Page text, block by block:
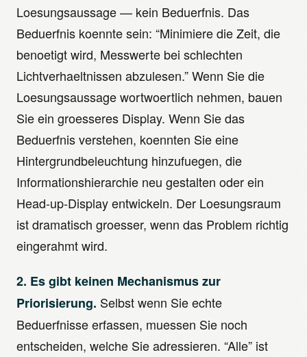
Loesungsaussage — kein Beduerfnis. Das
Beduerfnis koennte sein: “Minimiere die Zeit, die
benoetigt wird, Messwerte bei schlechten
Lichtverhaeltnissen abzulesen.” Wenn Sie die
Loesungsaussage wortwoertlich nehmen, bauen
Sie ein groesseres Display. Wenn Sie das
Beduerfnis verstehen, koennten Sie eine
Hintergrundbeleuchtung hinzufuegen, die
Informationshierarchie neu gestalten oder ein
Head-up-Display entwickeln. Der Loesungsraum
ist dramatisch groesser, wenn das Problem richtig
eingerahmt wird.
2. Es gibt keinen Mechanismus zur
Priorisierung. Selbst wenn Sie echte
Beduerfnisse erfassen, muessen Sie noch
entscheiden, welche Sie adressieren. “Alle” ist